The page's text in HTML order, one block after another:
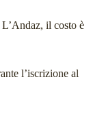
il costo è
l’iscrizione al